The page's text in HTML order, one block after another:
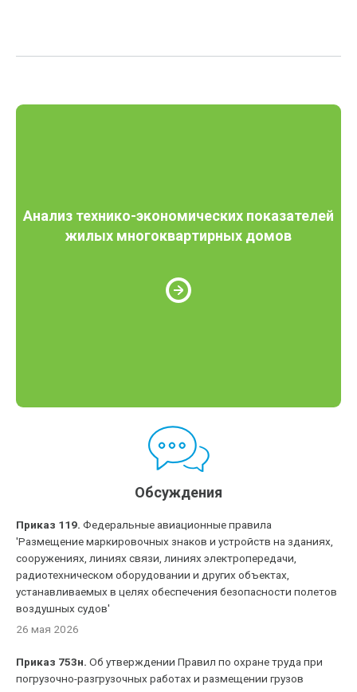
Анализ технико-экономических показателей
жилых многоквартирных домов
Обсуждения
Приказ 119. Федеральные авиационные правила
'Размещение маркировочных знаков и устройств на зданиях,
сооружениях, линиях связи, линиях электропередачи,
радиотехническом оборудовании и других объектах,
устанавливаемых в целях обеспечения безопасности полетов
воздушных судов'
26 мая 2026
Приказ 753н. Об утверждении Правил по охране труда при
погрузочно-разгрузочных работах и размещении грузов